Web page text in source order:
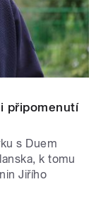
připomenutí
s Duem
k tomu
Jiřího